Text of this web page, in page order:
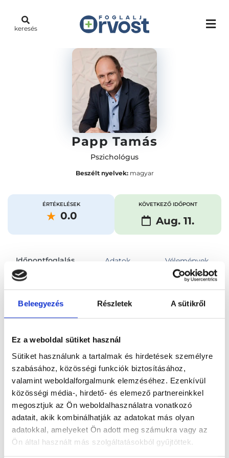
Beleegyezés Részletek A sütikről
Ez a weboldal sütiket használ
Sütiket használunk a tartalmak és hirdetések személyre
szabásához, közösségi funkciók biztosításához,
valamint weboldalforgalmunk elemzéséhez. Ezenkívül
közösségi média-, hirdető- és elemező partnereinkkel
megosztjuk az Ön weboldalhasználatra vonatkozó
adatait, akik kombinálhatják az adatokat más olyan
adatokkal, amelyeket Ön adott meg számukra vagy az
Ön által használt más szolgáltatásokból gyűjtöttek.
keresés
Papp Tamás
Pszichológus
Beszélt nyelvek:magyar
ÉRTÉKELÉSEK
0.0
KÖVETKEZŐ IDŐPONT
Aug. 11.
Időpontfoglalás Adatok Vélemények
Főoldal Orvosok Pszichológus
Pszichológus, Budapest, XIII. kerület Papp Tamás